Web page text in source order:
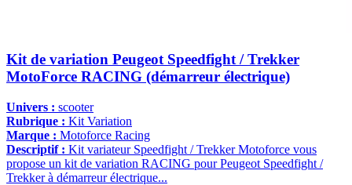
Kit de variation Peugeot Speedfight / Trekker
MotoForce RACING (démarreur électrique)
Univers : scooter
Rubrique : Kit Variation
Marque : Motoforce Racing
Descriptif : Kit variateur Speedfight / Trekker Motoforce vous
propose un kit de variation RACING pour Peugeot Speedfight /
Trekker à démarreur électrique...